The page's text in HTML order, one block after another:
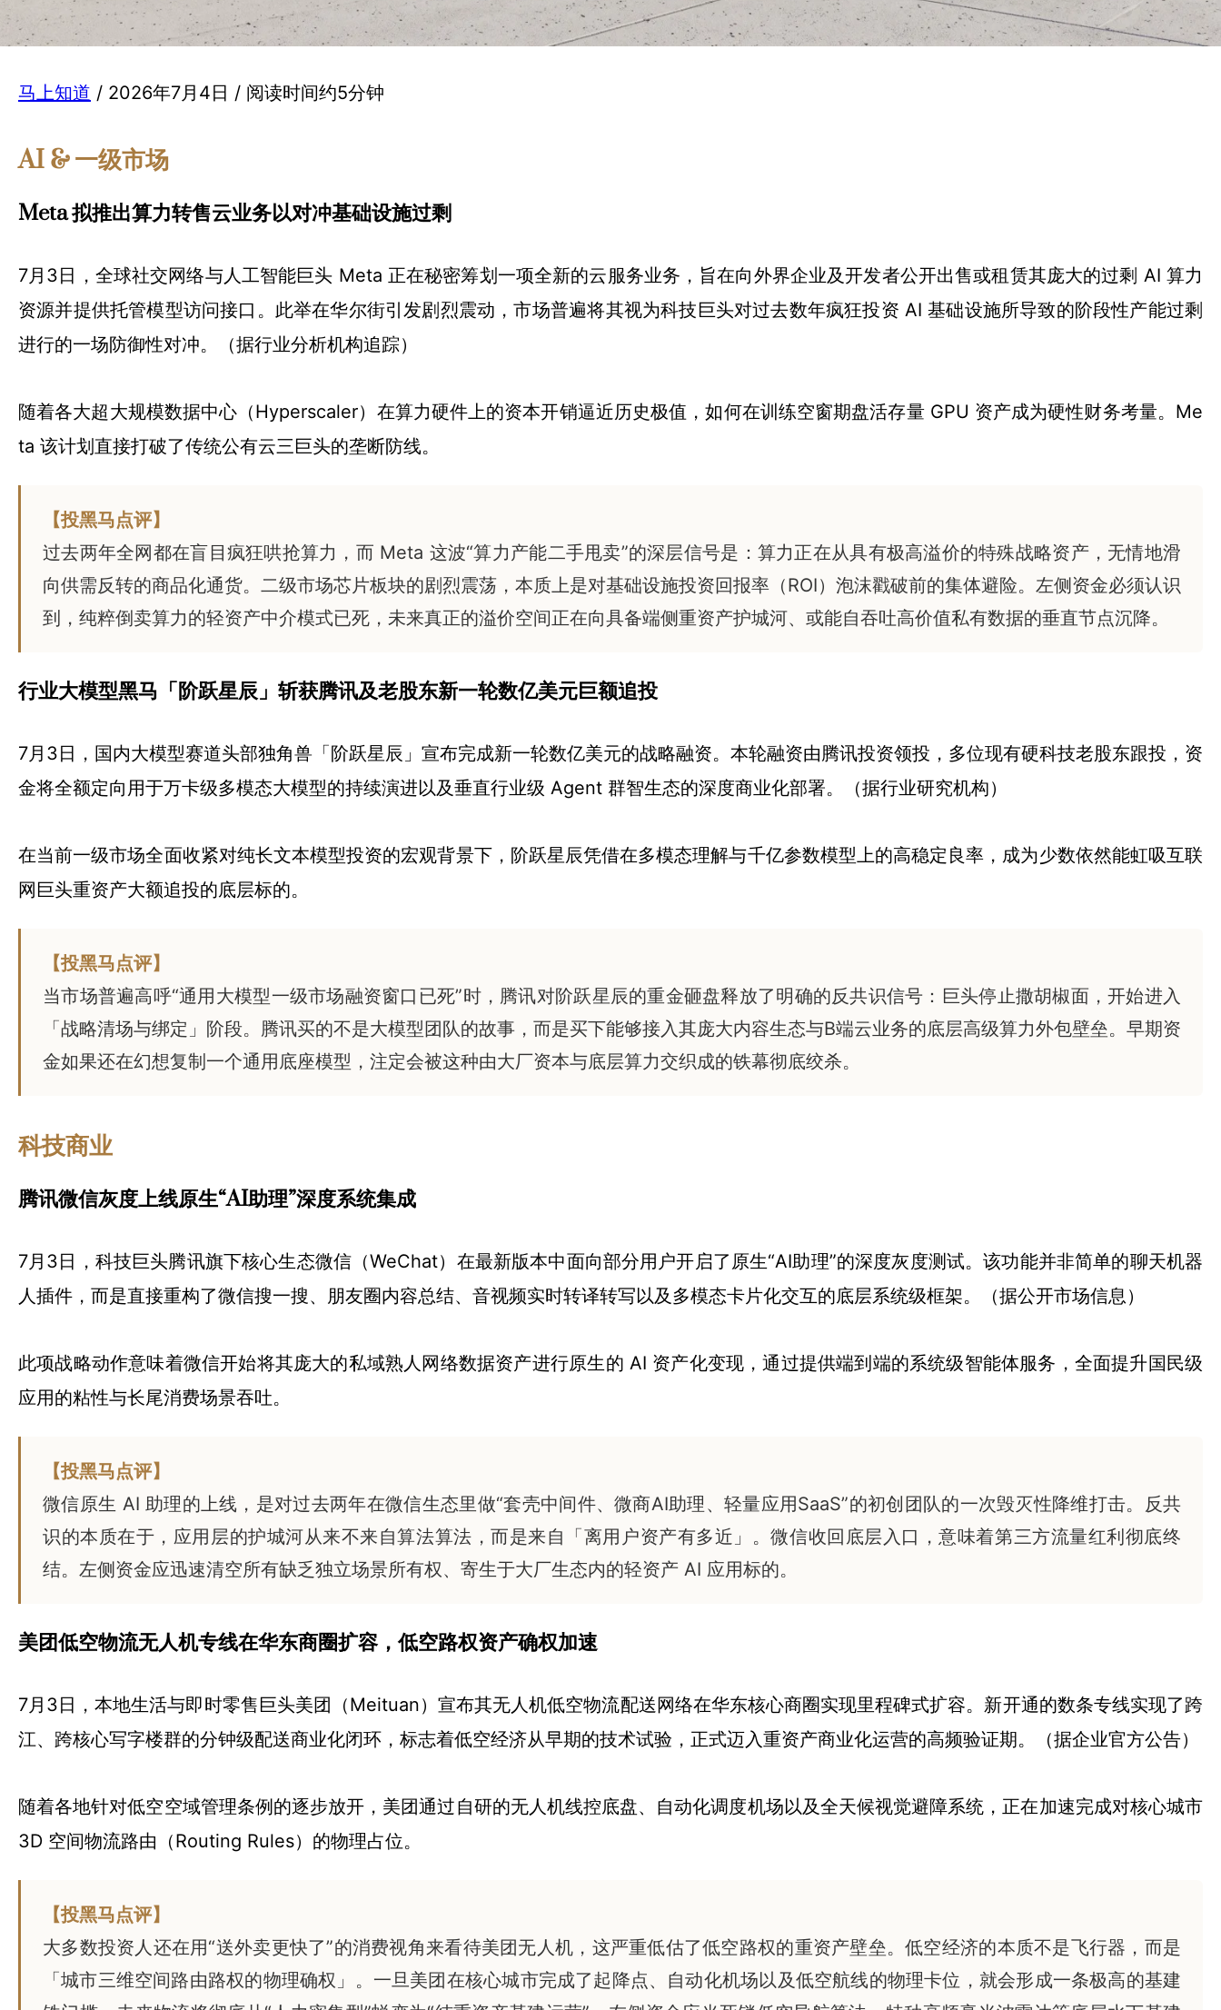
马上知道 / 2026年7月4日 / 阅读时间约5分钟
AI & 一级市场
Meta 拟推出算力转售云业务以对冲基础设施过剩
7月3日，全球社交网络与人工智能巨头 Meta 正在秘密筹划一项全新的云服务业务，旨在向外界企业及开发者公开出售或租赁其庞大的过剩 AI 算力
资源并提供托管模型访问接口。此举在华尔街引发剧烈震动，市场普遍将其视为科技巨头对过去数年疯狂投资 AI 基础设施所导致的阶段性产能过剩
进行的一场防御性对冲。（据行业分析机构追踪）
随着各大超大规模数据中心（Hyperscaler）在算力硬件上的资本开销逼近历史极值，如何在训练空窗期盘活存量 GPU 资产成为硬性财务考量。Me
ta 该计划直接打破了传统公有云三巨头的垄断防线。
【投黑马点评】
过去两年全网都在盲目疯狂哄抢算力，而 Meta 这波“算力产能二手甩卖”的深层信号是：算力正在从具有极高溢价的特殊战略资产，无情地滑
向供需反转的商品化通货。二级市场芯片板块的剧烈震荡，本质上是对基础设施投资回报率（ROI）泡沫戳破前的集体避险。左侧资金必须认识
到，纯粹倒卖算力的轻资产中介模式已死，未来真正的溢价空间正在向具备端侧重资产护城河、或能自吞吐高价值私有数据的垂直节点沉降。
行业大模型黑马「阶跃星辰」斩获腾讯及老股东新一轮数亿美元巨额追投
7月3日，国内大模型赛道头部独角兽「阶跃星辰」宣布完成新一轮数亿美元的战略融资。本轮融资由腾讯投资领投，多位现有硬科技老股东跟投，资
金将全额定向用于万卡级多模态大模型的持续演进以及垂直行业级 Agent 群智生态的深度商业化部署。（据行业研究机构）
在当前一级市场全面收紧对纯长文本模型投资的宏观背景下，阶跃星辰凭借在多模态理解与千亿参数模型上的高稳定良率，成为少数依然能虹吸互联
网巨头重资产大额追投的底层标的。
【投黑马点评】
当市场普遍高呼“通用大模型一级市场融资窗口已死”时，腾讯对阶跃星辰的重金砸盘释放了明确的反共识信号：巨头停止撒胡椒面，开始进入
「战略清场与绑定」阶段。腾讯买的不是大模型团队的故事，而是买下能够接入其庞大内容生态与B端云业务的底层高级算力外包壁垒。早期资
金如果还在幻想复制一个通用底座模型，注定会被这种由大厂资本与底层算力交织成的铁幕彻底绞杀。
科技商业
腾讯微信灰度上线原生“AI助理”深度系统集成
7月3日，科技巨头腾讯旗下核心生态微信（WeChat）在最新版本中面向部分用户开启了原生“AI助理”的深度灰度测试。该功能并非简单的聊天机器
人插件，而是直接重构了微信搜一搜、朋友圈内容总结、音视频实时转译转写以及多模态卡片化交互的底层系统级框架。（据公开市场信息）
此项战略动作意味着微信开始将其庞大的私域熟人网络数据资产进行原生的 AI 资产化变现，通过提供端到端的系统级智能体服务，全面提升国民级
应用的粘性与长尾消费场景吞吐。
【投黑马点评】
微信原生 AI 助理的上线，是对过去两年在微信生态里做“套壳中间件、微商AI助理、轻量应用SaaS”的初创团队的一次毁灭性降维打击。反共
识的本质在于，应用层的护城河从来不来自算法算法，而是来自「离用户资产有多近」。微信收回底层入口，意味着第三方流量红利彻底终
结。左侧资金应迅速清空所有缺乏独立场景所有权、寄生于大厂生态内的轻资产 AI 应用标的。
美团低空物流无人机专线在华东商圈扩容，低空路权资产确权加速
7月3日，本地生活与即时零售巨头美团（Meituan）宣布其无人机低空物流配送网络在华东核心商圈实现里程碑式扩容。新开通的数条专线实现了跨
江、跨核心写字楼群的分钟级配送商业化闭环，标志着低空经济从早期的技术试验，正式迈入重资产商业化运营的高频验证期。（据企业官方公告）
随着各地针对低空空域管理条例的逐步放开，美团通过自研的无人机线控底盘、自动化调度机场以及全天候视觉避障系统，正在加速完成对核心城市
3D 空间物流路由（Routing Rules）的物理占位。
【投黑马点评】
大多数投资人还在用“送外卖更快了”的消费视角来看待美团无人机，这严重低估了低空路权的重资产壁垒。低空经济的本质不是飞行器，而是
「城市三维空间路由路权的物理确权」。一旦美团在核心城市完成了起降点、自动化机场以及低空航线的物理卡位，就会形成一条极高的基建